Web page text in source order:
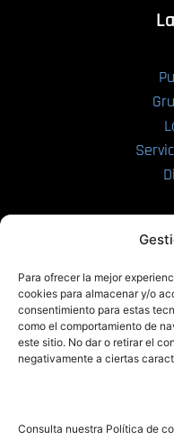
Para ofrecer la mejor
cookies para almacenar y/o
consentimiento para estas
como el comportamiento de
este sitio. No dar o retirar el
negativamente a ciertas
Consulta nuestra Política de